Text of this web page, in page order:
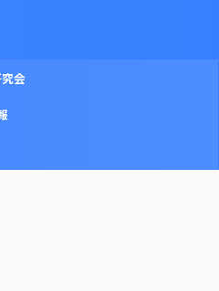
会